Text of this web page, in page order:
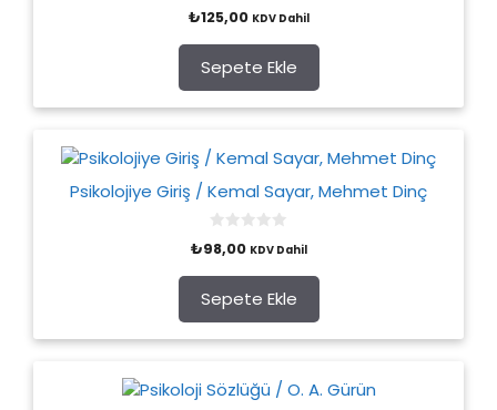
0
o
t
o
f
5
₺125,00 KDV Dahil
Sepete Ekle
Psikolojiye Giriş / Kemal Sayar, Mehmet Dinç
o
t
o
f
5
₺98,00 KDV Dahil
Sepete Ekle